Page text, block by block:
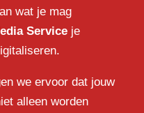
wat je mag
Service je
we ervoor dat jouw
alleen worden